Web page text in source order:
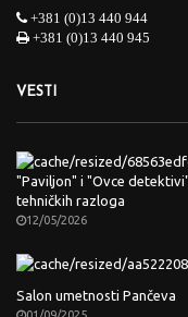
+381 (0)13 440 944
+381 (0)13 440 945
VESTI
"Paviljon" i "Ovce
tehničkih razloga
12/05/2026
Salon umetnosti Pančeva